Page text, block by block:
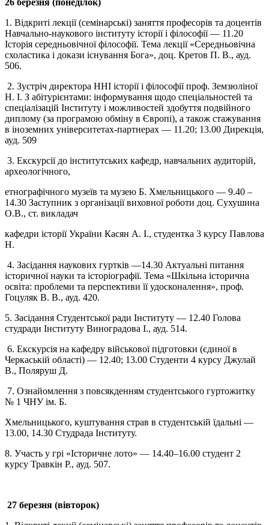
1. Відкриті лекції (семінарські) заняття професорів та доцентів
Навчально-наукового інституту історії і філософії— 11.20
Історія середньовічної філософії. Тема лекції «Середньовічна
схоластика і докази існування Бога», доц. Кретов П. В., ауд.
506.
2. Зустріч директора ННІ історії і філософії проф. Земзюліної
Н. І. З абітурієнтами: інформування щодо спеціальностей та
спеціалізацій Інституту і можливостей здобуття подвійного
диплому (за програмою обміну в Європі), а також стажування
в іноземних університетах-партнерах — 11.20; 13.00 Дирекція,
ауд. 509
3. Екскурсії до інститутських кафедр, навчальних аудиторій,
археологічного,
етнографічного музеїв та музею Б. Хмельницького — 9.40 –
14.30 Заступник з організації виховної роботи доц. Сухушина
О.В., ст. викладач
кафедри історії України Касян А. І., студентка 3 курсу Павлова
Н.
4. Засідання наукових гуртків —14.30 Актуальні питання
історичної науки та історіографії. Тема «Шкільна історична
освіта: проблеми та перспективи її удосконалення», проф.
Гоцуляк В. В., ауд. 420.
5. Засідання Студентської ради Інституту — 12.40 Голова
студради Інституту Виноградова І., ауд. 514.
6. Екскурсія на кафедру військової підготовки (єдиної в
Черкаській області) — 12.40; 13.00 Студенти 4 курсу Джулай
В., Поляруш Д.
7. Ознайомлення з повсякденням студентського гуртожитку
№ 1 ЧНУ ім. Б.
Хмельницького, куштування страв в студентській їдальні —
13.00, 14.30 Студрада Інституту.
8. Участь у грі «Історичне лото» — 14.40–16.00 студент 2
курсу Травкін Р., ауд. 507.
27 березня (вівторок)